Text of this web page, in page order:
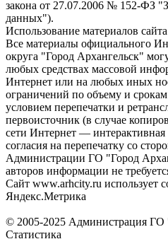
закона от 27.07.2006 № 152-ФЗ
данных").
Использование материалов сайта
Все материалы официального
округа "Город Архангельск"
любых средствах массовой
Интернет или на любых иных
ограничений по объему и
условием перепечатки и
первоисточник (в случае
сети Интернет —
согласия на перепечатку со
Администрации ГО "Город
авторов информации не
Сайт www.arhcity.ru использует
Яндекс.Метрика
© 2005-2025 Администрация ГО
Статистика